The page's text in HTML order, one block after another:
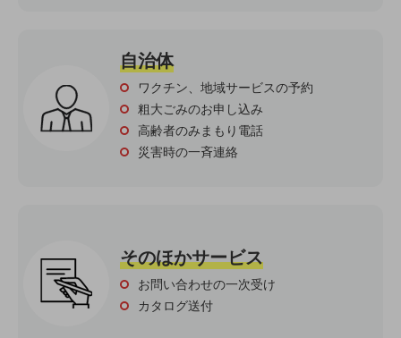
サービス・ソリューション
課題やニーズに合ったサービスをご紹介し、
中堅中小企業のビジネスをサポート！
バックオフィス
リモート・ハイブリッドワーク
自治体
ワクチン、地域サービスの予約
粗大ごみのお申し込み
高齢者のみまもり電話
災害時の一斉連絡
そのほかサービス
お問い合わせの一次受け
カタログ送付